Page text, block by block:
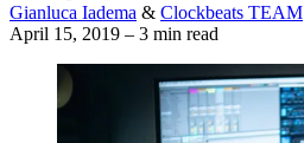
Gianluca Iadema & Clockbeats TEAM
April 15, 2019 – 3 min read